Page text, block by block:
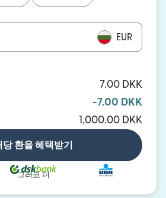
EUR
7.00 DKK
-7.00 DKK
1,000.00 DKK
당 환율 혜택받기
그리고 더